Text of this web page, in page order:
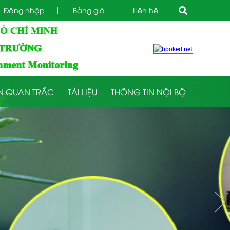
Đăng nhập Bảng giá Liên hệ
QUAN TRẮC TÀI LIỆU THÔNG TIN NỘI BỘ